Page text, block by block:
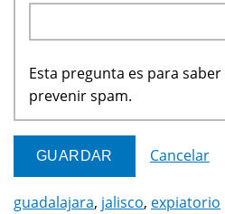
Esta pregunta es para
prevenir spam.
Cancelar
guadalajara, jalisco, expiatorio